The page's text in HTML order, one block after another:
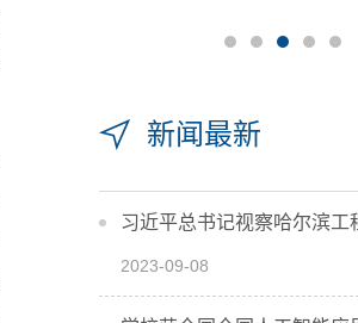
新闻最新
习近平总书记视察哈尔滨工
2023-09-08